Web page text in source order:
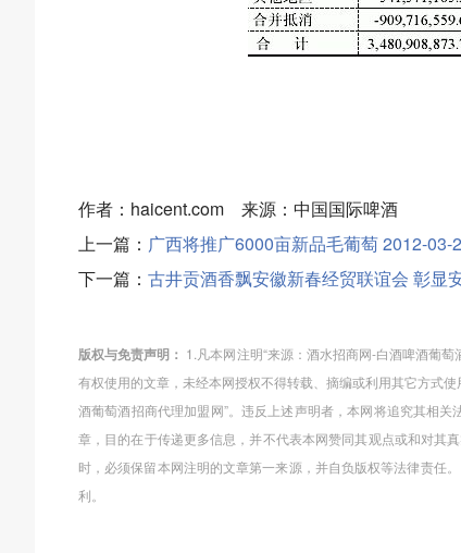
作者：haicent.com 来源：中国国际啤酒
上一篇： 广西将推广6000亩新品毛葡萄 2012-03-
下一篇： 古井贡酒香飘安徽新春经贸联谊会 彰显
版权与免责声明： 1.凡本网注明“来源：酒水招商网-白酒啤酒葡
有权使用的文章，未经本网授权不得转载、摘编或利用其它方式
酒葡萄酒招商代理加盟网”。违反上述声明者，本网将追究其相
章，目的在于传递更多信息，并不代表本网赞同其观点或和对其
时，必须保留本网注明的文章第一来源，并自负版权等法律责任
利。